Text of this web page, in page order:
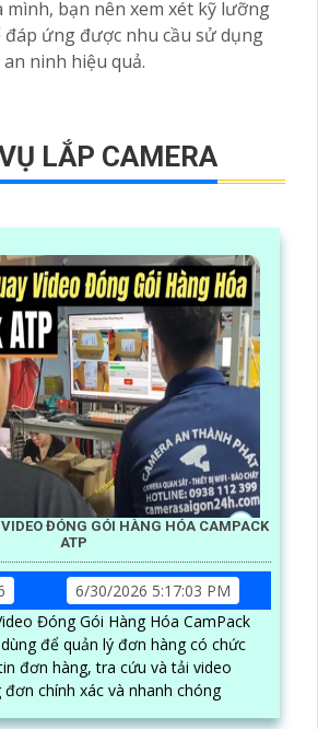
mình, bạn nên xem xét kỹ lưỡng
đáp ứng được nhu cầu sử dụng
an ninh hiệu quả.
LẮP CAMERA
ĐÓNG GÓI HÀNG HÓA CAMPACK
ATP
6/30/2026 5:17:03 PM
Đóng Gói Hàng Hóa CamPack
để quản lý đơn hàng có chức
đơn hàng, tra cứu và tải video
chính xác và nhanh chóng